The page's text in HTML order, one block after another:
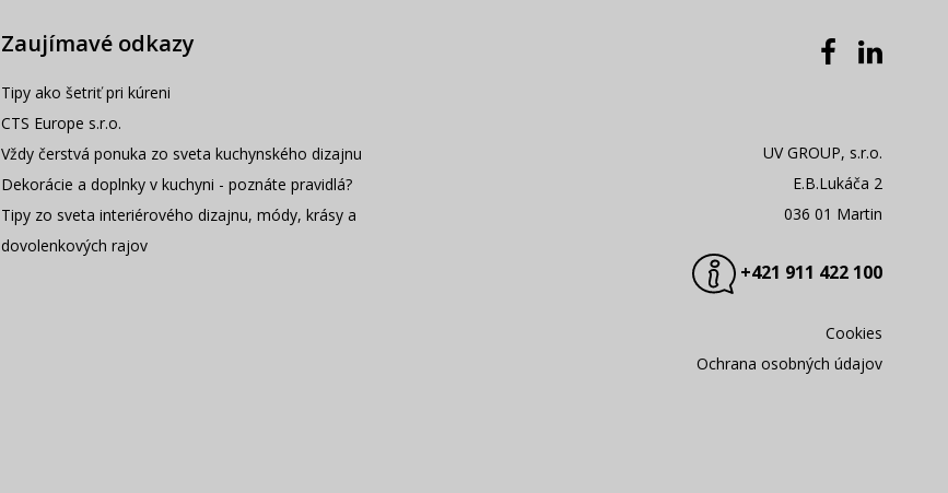
Zaujímavé odkazy
Tipy ako šetriť pri kúreni
CTS Europe s.r.o.
Vždy čerstvá ponuka zo sveta kuchynského dizajnu
Dekorácie a doplnky v kuchyni - poznáte pravidlá?
Tipy zo sveta interiérového dizajnu, módy, krásy a
dovolenkových rajov
UV GROUP, s.r.o.
E.B.Lukáča 2
036 01 Martin
+421 911 422 100
Cookies
Ochrana osobných údajov